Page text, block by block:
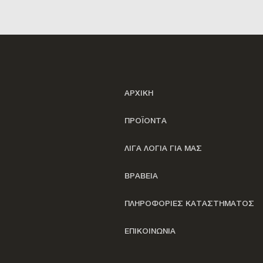
ΑΡΧΙΚΗ
ΠΡΟΪΟΝΤΑ
ΛΙΓΑ ΛΟΓΙΑ ΓΙΑ ΜΑΣ
ΒΡΑΒΕΙΑ
ΠΛΗΡΟΦΟΡΙΕΣ ΚΑΤΑΣΤΗΜΑΤΟΣ
ΕΠΙΚΟΙΝΩΝΙΑ